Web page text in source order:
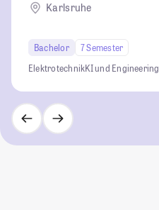
Karlsruhe
Bachelor
7 Semester
ElektrotechnikKI und Engineering